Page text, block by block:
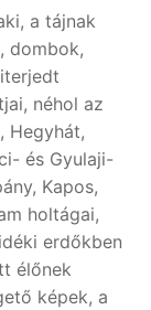
a tájnak
dombok,
néhol az
Hegyhát,
és Gyulaji-
Kapos,
holtágai,
erdőkben
élőnek
képek, a